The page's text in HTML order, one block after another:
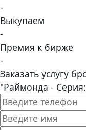
-
Выкупаем
-
Премия к бирже
-
Заказать услугу
"Раймонда -